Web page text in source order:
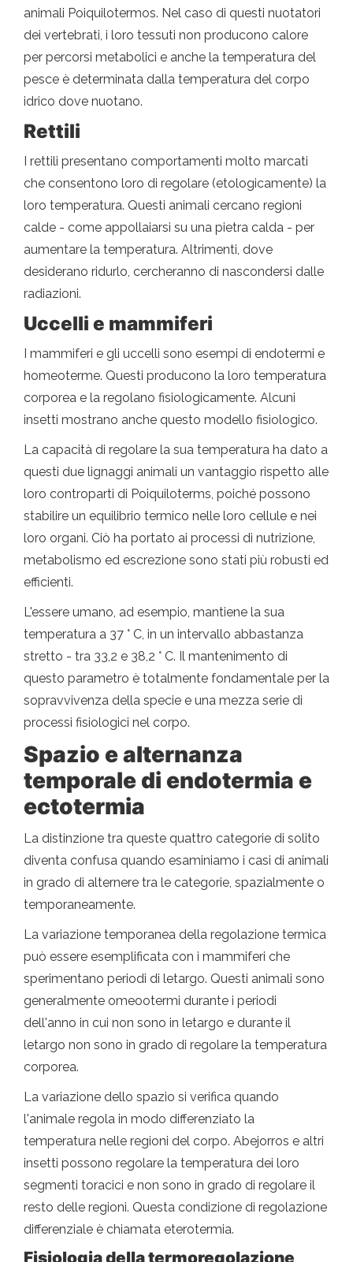
animali Poiquilotermos. Nel caso di questi nuotatori
dei vertebrati, i loro tessuti non producono calore
per percorsi metabolici e anche la temperatura del
pesce è determinata dalla temperatura del corpo
idrico dove nuotano.
Rettili
I rettili presentano comportamenti molto marcati
che consentono loro di regolare (etologicamente) la
loro temperatura. Questi animali cercano regioni
calde - come appollaiarsi su una pietra calda - per
aumentare la temperatura. Altrimenti, dove
desiderano ridurlo, cercheranno di nascondersi dalle
radiazioni.
Uccelli e mammiferi
I mammiferi e gli uccelli sono esempi di endotermi e
homeoterme. Questi producono la loro temperatura
corporea e la regolano fisiologicamente. Alcuni
insetti mostrano anche questo modello fisiologico.
La capacità di regolare la sua temperatura ha dato a
questi due lignaggi animali un vantaggio rispetto alle
loro controparti di Poiquiloterms, poiché possono
stabilire un equilibrio termico nelle loro cellule e nei
loro organi. Ciò ha portato ai processi di nutrizione,
metabolismo ed escrezione sono stati più robusti ed
efficienti.
L'essere umano, ad esempio, mantiene la sua
temperatura a 37 ° C, in un intervallo abbastanza
stretto - tra 33,2 e 38,2 ° C. Il mantenimento di
questo parametro è totalmente fondamentale per la
sopravvivenza della specie e una mezza serie di
processi fisiologici nel corpo.
Spazio e alternanza
temporale di endotermia e
ectotermia
La distinzione tra queste quattro categorie di solito
diventa confusa quando esaminiamo i casi di animali
in grado di alternere tra le categorie, spazialmente o
temporaneamente.
La variazione temporanea della regolazione termica
può essere esemplificata con i mammiferi che
sperimentano periodi di letargo. Questi animali sono
generalmente omeootermi durante i periodi
dell'anno in cui non sono in letargo e durante il
letargo non sono in grado di regolare la temperatura
corporea.
La variazione dello spazio si verifica quando
l'animale regola in modo differenziato la
temperatura nelle regioni del corpo. Abejorros e altri
insetti possono regolare la temperatura dei loro
segmenti toracici e non sono in grado di regolare il
resto delle regioni. Questa condizione di regolazione
differenziale è chiamata eterotermia.
Fisiologia della termoregolazione